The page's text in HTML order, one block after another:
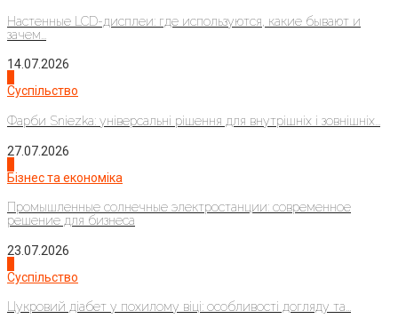
Настенные LCD-дисплеи: где используются, какие бывают и
зачем...
14.07.2026
Суспільство
Фарби Sniezka: універсальні рішення для внутрішніх і зовнішніх...
27.07.2026
Бізнес та економіка
Промышленные солнечные электростанции: современное
решение для бизнеса
23.07.2026
Суспільство
Цукровий діабет у похилому віці: особливості догляду та...